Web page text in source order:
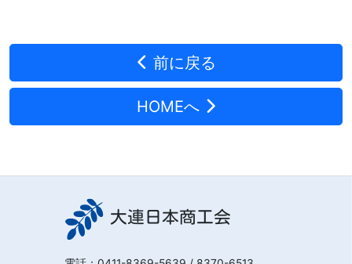
前に戻る
HOMEへ
大連日本商工会